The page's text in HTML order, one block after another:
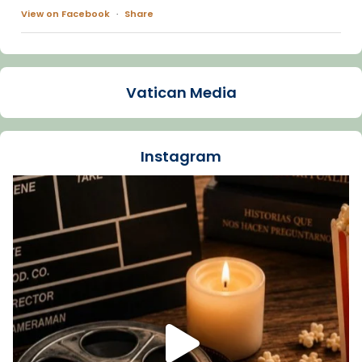
View on Facebook · Share
Arquebisbat de Barcelona
La Carmina va patir depressió. Fa gairebé
dos mesos, a l'Estadi Lluís Companys, la
Recupera l'entrevista comp
Vatican
tican News 👇
www.vaticannews.va/es/iglesia/news/2026-
07/carmina-historia-depresion-papa-viaje-
espana-testimoni...
Foto
View on Facebook · Share
Vatican Media
Instagram